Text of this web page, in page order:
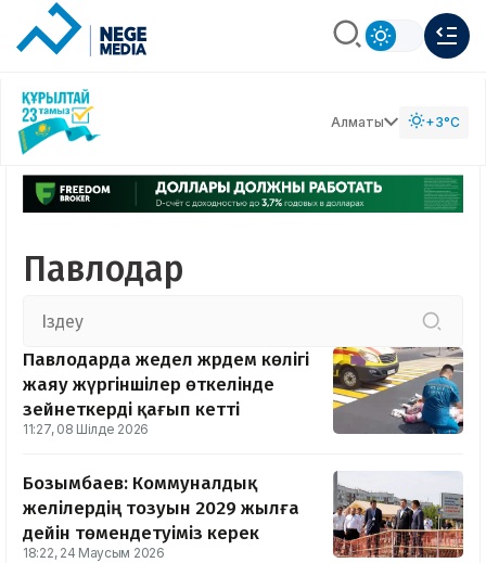
Алматы +3°C
Павлодар
Павлодарда жедел жәрдем көлігі
жаяу жүргіншілер өткелінде
зейнеткерді қағып кетті
11:27, 08 Шілде 2026
Бозымбаев: Коммуналдық
желілердің тозуын 2029 жылға
дейін төмендетуіміз керек
18:22, 24 Маусым 2026